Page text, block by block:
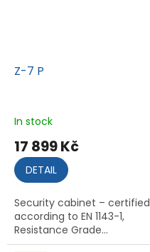
Z-7 P
In stock
17 899 Kč
DETAIL
Security cabinet – certified
according to EN 1143-1,
Resistance Grade...